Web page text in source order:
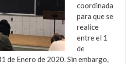
coordinada
para que se
realice
entre el 1
de
de Enero de 2020. Sin embargo,